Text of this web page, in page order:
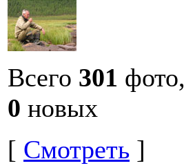
Всего 301 фото,
0 новых
[ Смотреть ]